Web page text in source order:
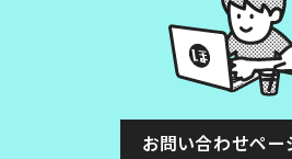
お問い合わせペー